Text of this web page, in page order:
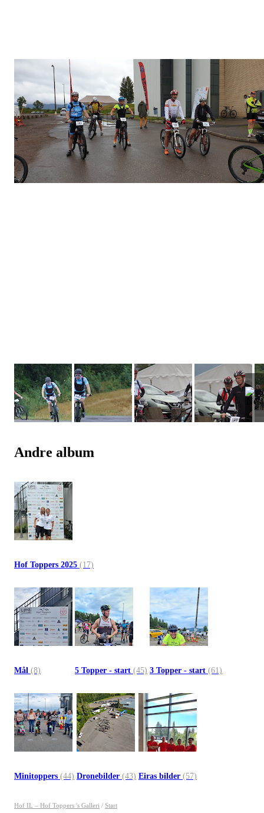
Andre album
Hof Toppers 2025 (17)
Mål (8) 5 Topper - start (45) 3 Topper - start (61)
Minitoppers (44) Dronebilder (43) Eiras bilder (57)
Hof IL – Hof Toppers 's Galleri / Start